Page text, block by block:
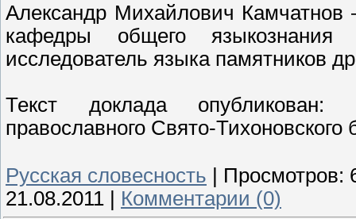
Александр Михайлович Камчатнов
кафедры общего
исследователь языка памятников
Текст доклада опубликован:
православного Свято-Тихоновского
Русская словесность Просмотров:
21.08.2011
Комментарии (0)